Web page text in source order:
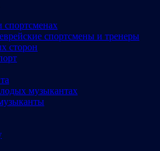
спортсменах
спортсмены и тренеры
сторон
музыкантах